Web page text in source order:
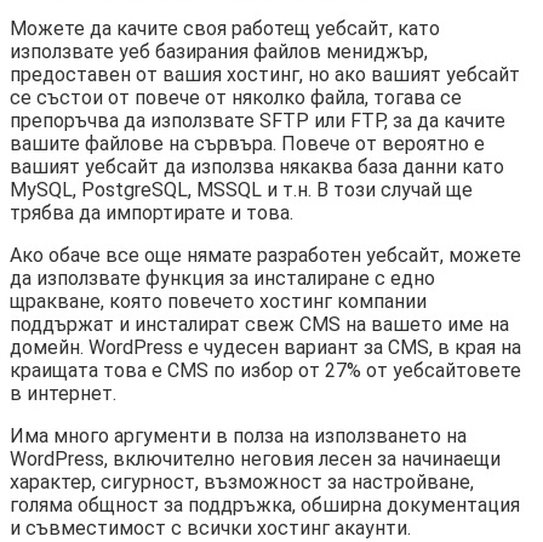
Можете да качите своя работещ уебсайт, като
използвате уеб базирания файлов мениджър,
предоставен от вашия хостинг, но ако вашият уебсайт
се състои от повече от няколко файла, тогава се
препоръчва да използвате SFTP или FTP, за да качите
вашите файлове на сървъра. Повече от вероятно е
вашият уебсайт да използва някаква база данни като
MySQL, PostgreSQL, MSSQL и т.н. В този случай ще
трябва да импортирате и това.
Ако обаче все още нямате разработен уебсайт, можете
да използвате функция за инсталиране с едно
щракване, която повечето хостинг компании
поддържат и инсталират свеж CMS на вашето име на
домейн. WordPress е чудесен вариант за CMS, в края на
краищата това е CMS по избор от 27% от уебсайтовете
в интернет.
Има много аргументи в полза на използването на
WordPress, включително неговия лесен за начинаещи
характер, сигурност, възможност за настройване,
голяма общност за поддръжка, обширна документация
и съвместимост с всички хостинг акаунти.